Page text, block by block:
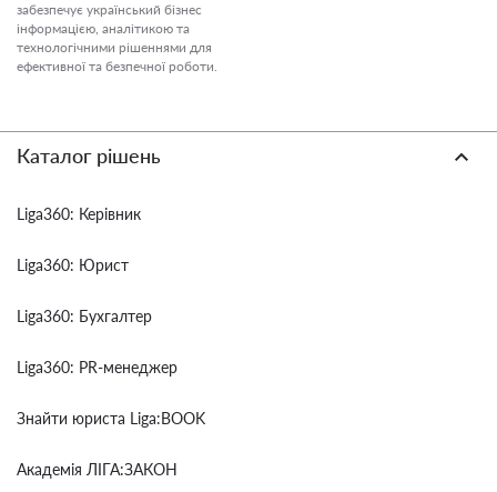
забезпечує український бізнес
інформацією, аналітикою та
технологічними рішеннями для
ефективної та безпечної роботи.
Каталог рішень
Liga360: Керівник
Liga360: Юрист
Liga360: Бухгалтер
Liga360: PR-менеджер
Знайти юриста Liga:BOOK
Академія ЛІГА:ЗАКОН